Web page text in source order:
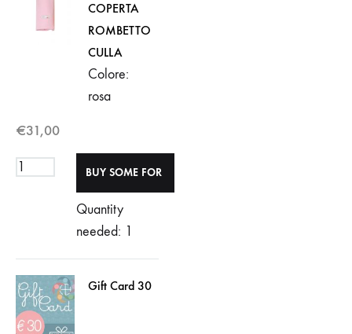
COPERTA
ROMBETTO
CULLA
Colore:
rosa
€31,00
Quantity
needed: 1
Gift Card 30